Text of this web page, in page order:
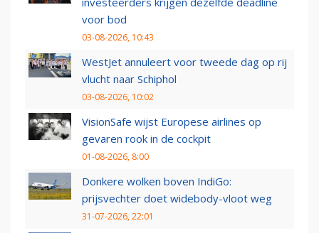
voor bod
03-08-2026, 10:43
WestJet annuleert voor tweede dag op rij
vlucht naar Schiphol
03-08-2026, 10:02
VisionSafe wijst Europese airlines op
gevaren rook in de cockpit
01-08-2026, 8:00
Donkere wolken boven IndiGo:
prijsvechter doet widebody-vloot weg
31-07-2026, 22:01